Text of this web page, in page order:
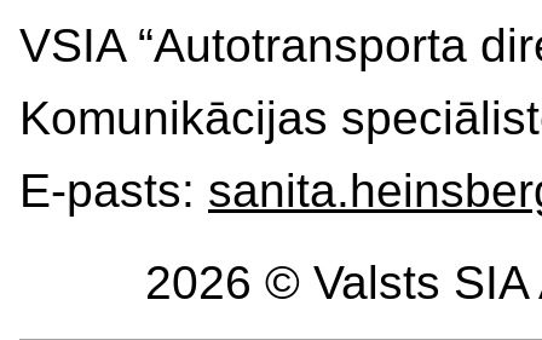
VSIA “Autotransporta
Komunikācijas
E-pasts:
2026 © Valsts